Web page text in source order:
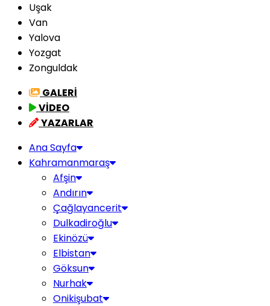
Uşak
Van
Yalova
Yozgat
Zonguldak
GALERİ
VİDEO
YAZARLAR
Ana Sayfa
Kahramanmaraş
Afşin
Andırın
Çağlayancerit
Dulkadiroğlu
Ekinözü
Elbistan
Göksun
Nurhak
Onikişubat